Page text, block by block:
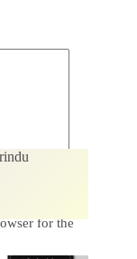
for the